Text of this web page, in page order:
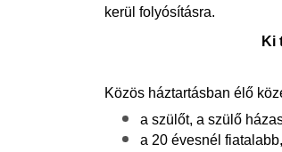
kerül folyósításra.
Ki
Közös háztartásban élő
a szülőt, a szülő
a 20 évesnél